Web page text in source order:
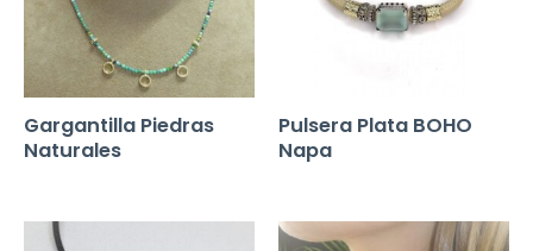
Gargantilla Piedras
Naturales
Pulsera Plata BOHO
Napa